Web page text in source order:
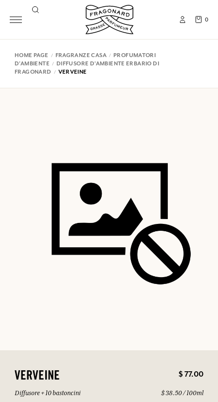
0
HOME PAGE FRAGRANZE CASA
PROFUMATORI
D'AMBIENTE
DIFFUSORE D'AMBIENTE ERBARIO DI
FRAGONARD
VERVEINE
VERVEINE $ 77.00
Diffusore + 10 bastoncini
$ 38.50 / 100ml